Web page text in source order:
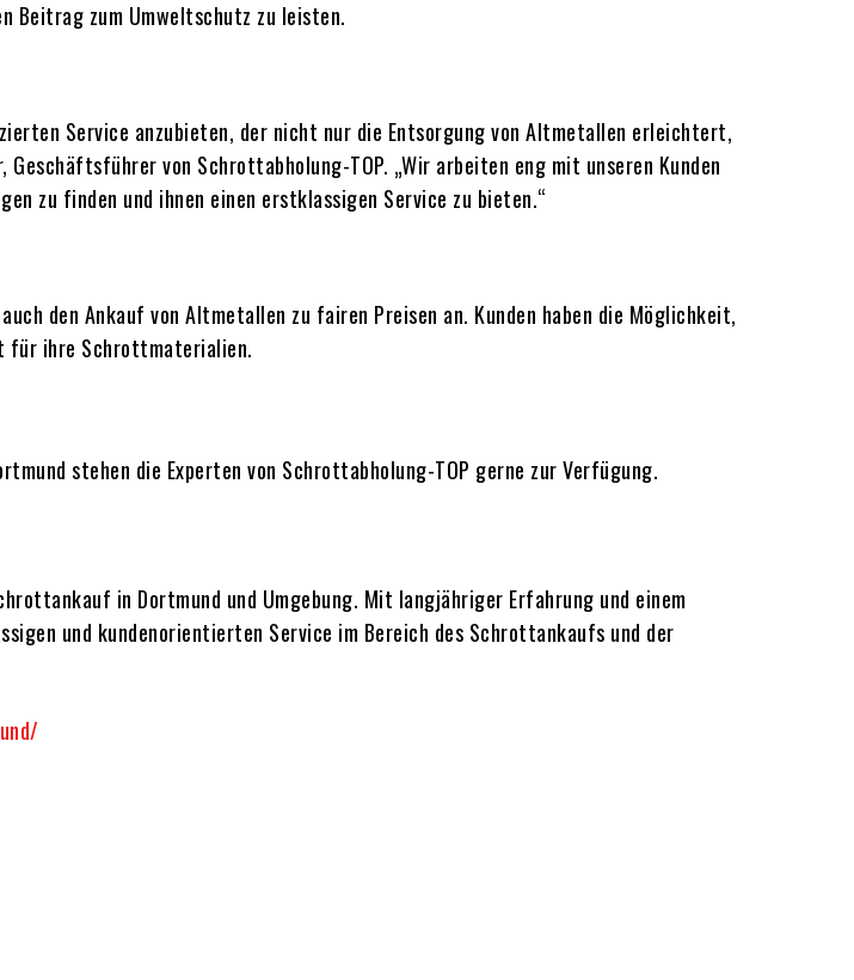
Beitrag zum Umweltschutz zu leisten.
Service anzubieten, der nicht nur die Entsorgung von Altmetallen erleichtert,
von Schrottabholung-TOP. „Wir arbeiten eng mit unseren Kunden
zu finden und ihnen einen erstklassigen Service zu bieten.“
den Ankauf von Altmetallen zu fairen Preisen an. Kunden haben die Möglichkeit,
für ihre Schrottmaterialien.
stehen die Experten von Schrottabholung-TOP gerne zur Verfügung.
in Dortmund und Umgebung. Mit langjähriger Erfahrung und einem
und kundenorientierten Service im Bereich des Schrottankaufs und der